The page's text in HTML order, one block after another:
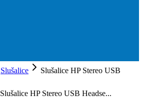
Slušalice
Slušalice HP Stereo USB
Slušalice HP Stereo USB Headse...